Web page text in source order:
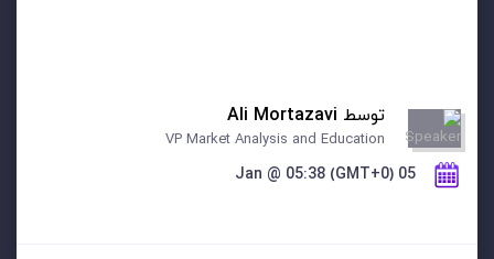
توسط Ali Mortazavi
VP Market Analysis and Education
05 Jan @ 05:38 (GMT+0)